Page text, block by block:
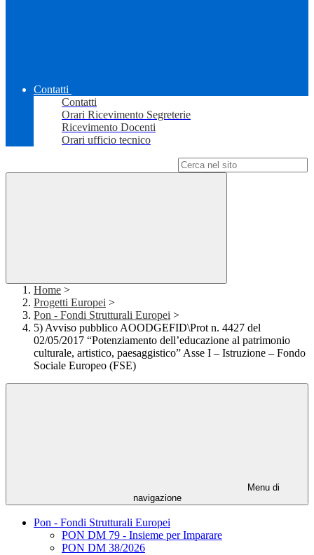
Contatti
Contatti
Orari Ricevimento Segreterie
Ricevimento Docenti
Orari ufficio tecnico
Home >
Progetti Europei >
Pon - Fondi Strutturali Europei >
5) Avviso pubblico AOODGEFID\Prot n. 4427 del
02/05/2017 “Potenziamento dell’educazione al patrimonio
culturale, artistico, paesaggistico” Asse I – Istruzione – Fondo
Sociale Europeo (FSE)
Menu di
navigazione
Pon - Fondi Strutturali Europei
PON DM 79 - Insieme per Imparare
PON DM 38/2026